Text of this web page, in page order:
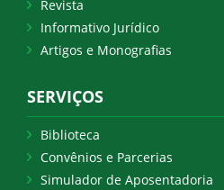
Revista
Informativo Jurídico
Artigos e Monografias
SERVIÇOS
Biblioteca
Convênios e Parcerias
Simulador de Aposentadoria